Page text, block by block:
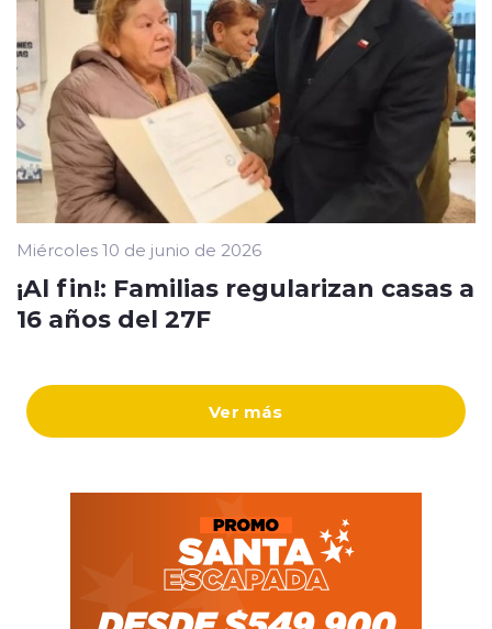
Ver más
Miércoles 10 de junio de 2026
¡Al fin!: Familias regularizan casas a
16 años del 27F